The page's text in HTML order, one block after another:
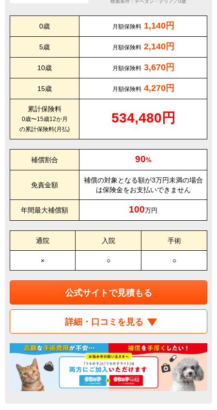
検索条件：チベタン・テリア／0歳
0歳 月額保険料 1,140円
5歳 月額保険料 2,140円
10歳 月額保険料 3,670円
15歳 月額保険料 4,270円
累計保険料
0歳〜15歳12か月
の累計保険料(月払)
534,480円
補償割合 90%
免責金額
補償の対象となる額が3万円未満の場合
は保険金をお支払いできません
年間最大補償額 100万円
通院 入院 手術
× ○ ○
公式サイトで見積もる
詳細・口コミを見る